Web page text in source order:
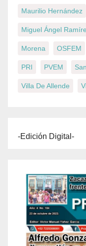
Maurilio Hernández
Miguel Ángel
Morena OSFEM
PRI PVEM
Villa De Allende
-Edición Digital-